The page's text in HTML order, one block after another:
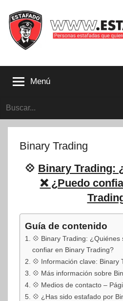
contenido
que
compartir
su
internet
Estafado.com
Menú
Buscar:
Binary Trading
💠 Binary Trading:
❌ ¿Puedo
Guía de contenido
💠 Binary Trading: ¿Quiénes
confiar en Binary Trading?
💠 Información clave: Binary
💠 Más información sobre
💠 Medios de contacto –
💠 ¿Has sido estafado por